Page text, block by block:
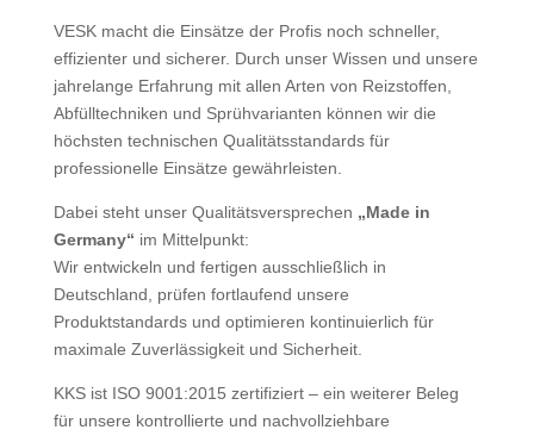
VESK macht die Einsätze der Profis noch schneller,
effizienter und sicherer. Durch unser Wissen und unsere
jahrelange Erfahrung mit allen Arten von Reizstoffen,
Abfülltechniken und Sprühvarianten können wir die
höchsten technischen Qualitätsstandards für
professionelle Einsätze gewährleisten.
Dabei steht unser Qualitätsversprechen „Made in
Germany“ im Mittelpunkt:
Wir entwickeln und fertigen ausschließlich in
Deutschland, prüfen fortlaufend unsere
Produktstandards und optimieren kontinuierlich für
maximale Zuverlässigkeit und Sicherheit.
KKS ist ISO 9001:2015 zertifiziert – ein weiterer Beleg
für unsere kontrollierte und nachvollziehbare